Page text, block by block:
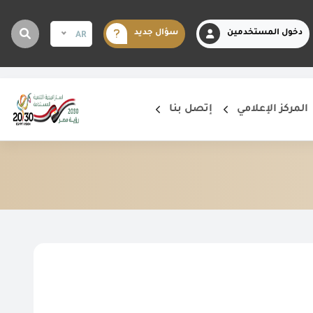
دخول المستخدمين سؤال جديد AR
المركز الإعلامي إتصل بنا